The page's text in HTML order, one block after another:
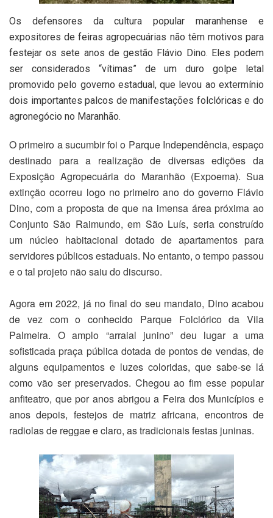
Os defensores da cultura popular maranhense e
expositores de feiras agropecuárias não têm motivos para
festejar os sete anos de gestão Flávio Dino. Eles podem
ser considerados “vítimas” de um duro golpe letal
promovido pelo governo estadual, que levou ao extermínio
dois importantes palcos de manifestações folclóricas e do
agronegócio no Maranhão.
O primeiro a sucumbir foi o Parque Independência, espaço
destinado para a realização de diversas edições da
Exposição Agropecuária do Maranhão (Expoema). Sua
extinção ocorreu logo no primeiro ano do governo Flávio
Dino, com a proposta de que na imensa área próxima ao
Conjunto São Raimundo, em São Luís, seria construído
um núcleo habitacional dotado de apartamentos para
servidores públicos estaduais. No entanto, o tempo passou
e o tal projeto não saiu do discurso.
Agora em 2022, já no final do seu mandato, Dino acabou
de vez com o conhecido Parque Folclórico da Vila
Palmeira. O amplo “arraial junino” deu lugar a uma
sofisticada praça pública dotada de pontos de vendas, de
alguns equipamentos e luzes coloridas, que sabe-se lá
como vão ser preservados. Chegou ao fim esse popular
anfiteatro, que por anos abrigou a Feira dos Municípios e
anos depois, festejos de matriz africana, encontros de
radiolas de reggae e claro, as tradicionais festas juninas.